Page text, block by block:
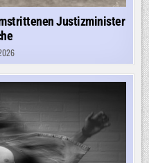
Justizminister